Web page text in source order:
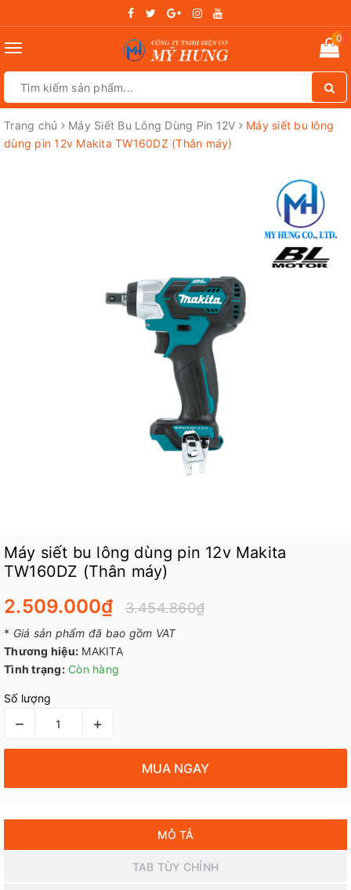
Toggle
0
Trang chủ Máy Siết Bu Lông Dùng Pin 12V
Máy siết bu lông
dùng pin 12v Makita TW160DZ (Thân máy)
Máy siết bu lông dùng pin 12v Makita
TW160DZ (Thân máy)
2.509.000₫ 3.454.860₫
* Giá sản phẩm đã bao gồm VAT
Thương hiệu: MAKITA
Tình trạng: Còn hàng
Số lượng
– +
MUA NGAY
MÔ TẢ
TAB TÙY CHỈNH